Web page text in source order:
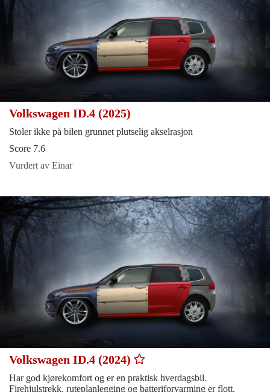
Volkswagen ID.4 (2025)
Stoler ikke på bilen grunnet plutselig akselrasjon
Score 7.6
Vurdert av Einar
Volkswagen ID.4 (2024)
Har god kjørekomfort og er en praktisk hverdagsbil.
Firehjulstrekk, ruteplanlegging og batteriforvarming er flott.